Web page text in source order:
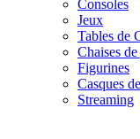
Consoles
Jeux
Tables de
Chaises
Figurines
Casques
Streaming